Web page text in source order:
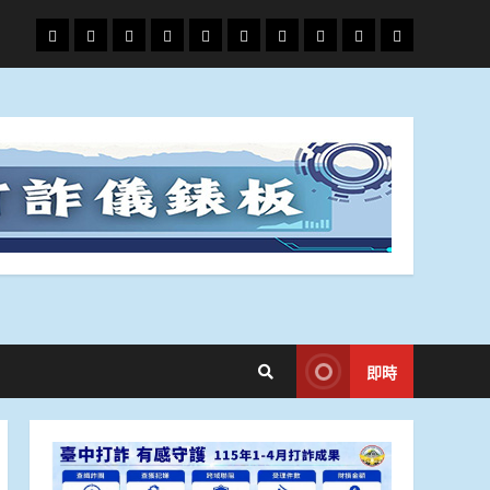
頭
條
財
經
地
方.
文
教.
專
題
娛
樂
政
治
國
際
運
動
生
活
即時